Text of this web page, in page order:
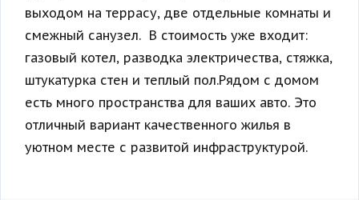
выходом на террасу, две отдельные комнаты и
смежный санузел. В стоимость уже входит:
газовый котел, разводка электричества, стяжка,
штукатурка стен и теплый пол.Рядом с домом
есть много пространства для ваших авто. Это
отличный вариант качественного жилья в
уютном месте с развитой инфраструктурой.